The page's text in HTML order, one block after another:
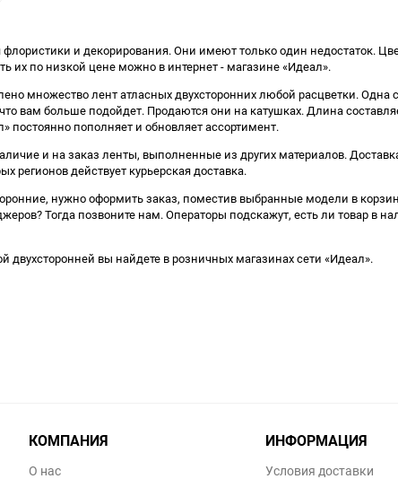
и декорирования. Они имеют только один недостаток.
их по низкой цене можно в интернет - магазине «Идеал».
множество лент атласных двухсторонних любой расцветки.
вам больше подойдет. Продаются они на катушках. Длина
постоянно пополняет и обновляет ассортимент.
и на заказ ленты, выполненные из других материалов.
регионов действует курьерская доставка.
нужно оформить заказ, поместив выбранные модели в
Тогда позвоните нам. Операторы подскажут, есть ли товар в
двухсторонней вы найдете в розничных магазинах сети «Идеал».
КОМПАНИЯ
О нас
ИНФОРМАЦИЯ
Условия доставки